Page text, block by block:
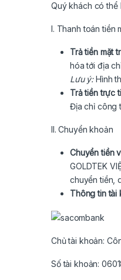
Quý khách có thể
I. Thanh toán tiền
Trả tiền mặt
hóa tới địa
Lưu ý:Hình
Trả tiền trực
Địa chỉ công
II. Chuyển khoản
Chuyển tiền
GOLDTEK
chuyển tiền,
Thông tin tài
Chủ tài khoản:
Số tài khoản: